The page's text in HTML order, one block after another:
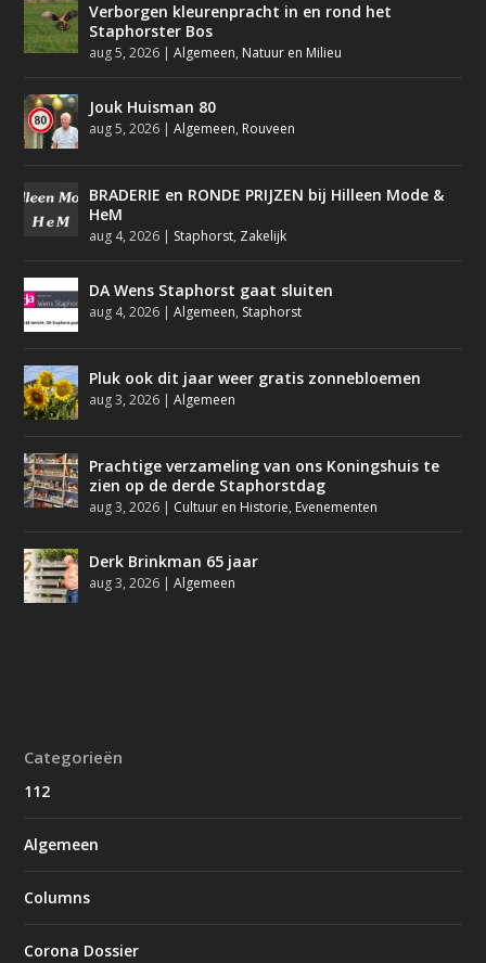
Verborgen kleurenpracht in en rond het
Staphorster Bos
aug 5, 2026 |Algemeen, Natuur en Milieu
Jouk Huisman 80
aug 5, 2026 |Algemeen, Rouveen
BRADERIE en RONDE PRIJZEN bij Hilleen Mode &
HeM
aug 4, 2026 | Staphorst, Zakelijk
DA Wens Staphorst gaat sluiten
aug 4, 2026 |Algemeen, Staphorst
Pluk ook dit jaar weer gratis zonnebloemen
aug 3, 2026 |Algemeen
Prachtige verzameling van ons Koningshuis te
zien op de derde Staphorstdag
aug 3, 2026 | Cultuur en Historie, Evenementen
Derk Brinkman 65 jaar
aug 3, 2026 |Algemeen
Categorieën
112
Algemeen
Columns
Corona Dossier